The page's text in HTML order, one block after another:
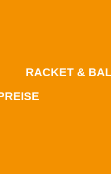
RACKET &